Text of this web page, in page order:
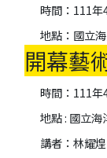
時間：111
地點：國立
開幕藝
時間：111年
地點 : 國立海
講者：林耀